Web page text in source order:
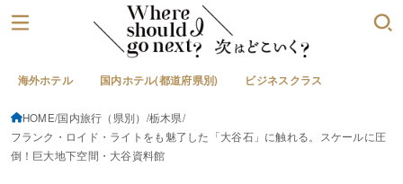
海外ホテル 国内ホテル(都道府県別) ビジネスクラス
HOME 国内旅行（県別）
栃木県
フランク・ロイド・ライトをも魅了した「大谷石」に触れる。スケールに圧
倒！巨大地下空間・大谷資料館